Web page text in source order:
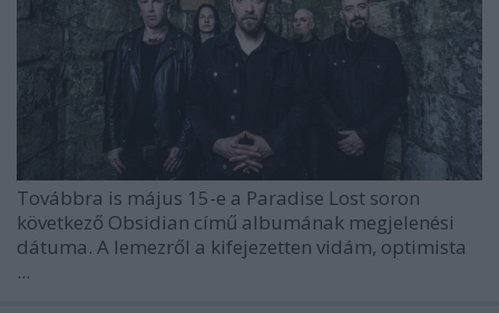
Továbbra is május 15-e a Paradise Lost soron
következő Obsidian című albumának megjelenési
dátuma. A lemezről a kifejezetten vidám, optimista
...